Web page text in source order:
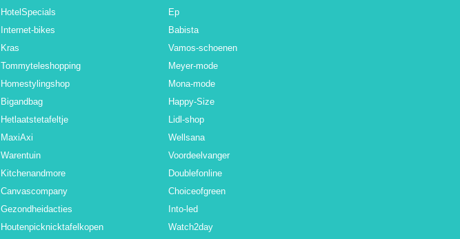
HotelSpecials
Internet-bikes
Kras
Tommyteleshopping
Homestylingshop
Bigandbag
Hetlaatstetafeltje
MaxiAxi
Warentuin
Kitchenandmore
Canvascompany
Gezondheidacties
Houtenpicknicktafelkopen
Ep
Babista
Vamos-schoenen
Meyer-mode
Mona-mode
Happy-Size
Lidl-shop
Wellsana
Voordeelvanger
Doublefonline
Choiceofgreen
Into-led
Watch2day